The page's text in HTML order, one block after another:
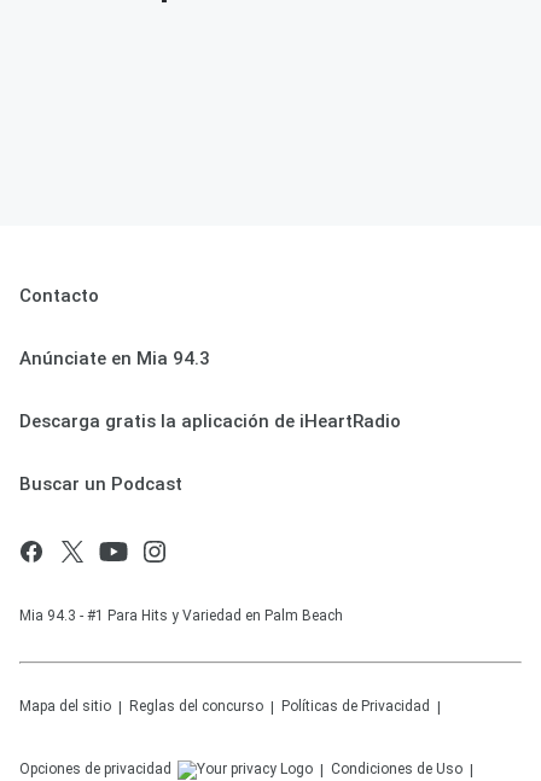
Contacto
Anúnciate en Mia 94.3
Descarga gratis la aplicación de iHeartRadio
Buscar un Podcast
Mia 94.3 - #1 Para Hits y Variedad en Palm Beach
Mapa del sitio Reglas del concurso Políticas de Privacidad
Opciones de privacidad Condiciones de Uso